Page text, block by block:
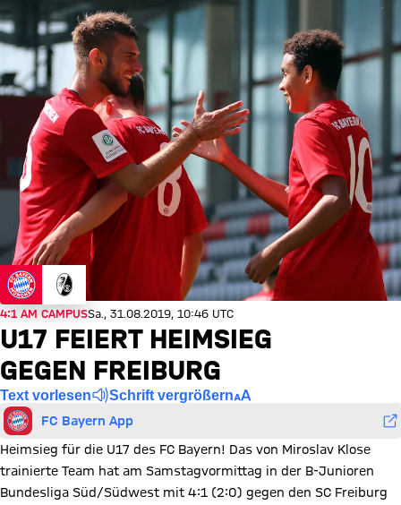
4:1 AM CAMPUSSa., 31.08.2019, 10:46 UTC
U17 FEIERT HEIMSIEG
GEGEN FREIBURG
Text vorlesen Schrift vergrößern
FC Bayern App
Heimsieg für die U17 des FC Bayern! Das von Miroslav Klose
trainierte Team hat am Samstagvormittag in der B-Junioren
Bundesliga Süd/Südwest mit 4:1 (2:0) gegen den SC Freiburg